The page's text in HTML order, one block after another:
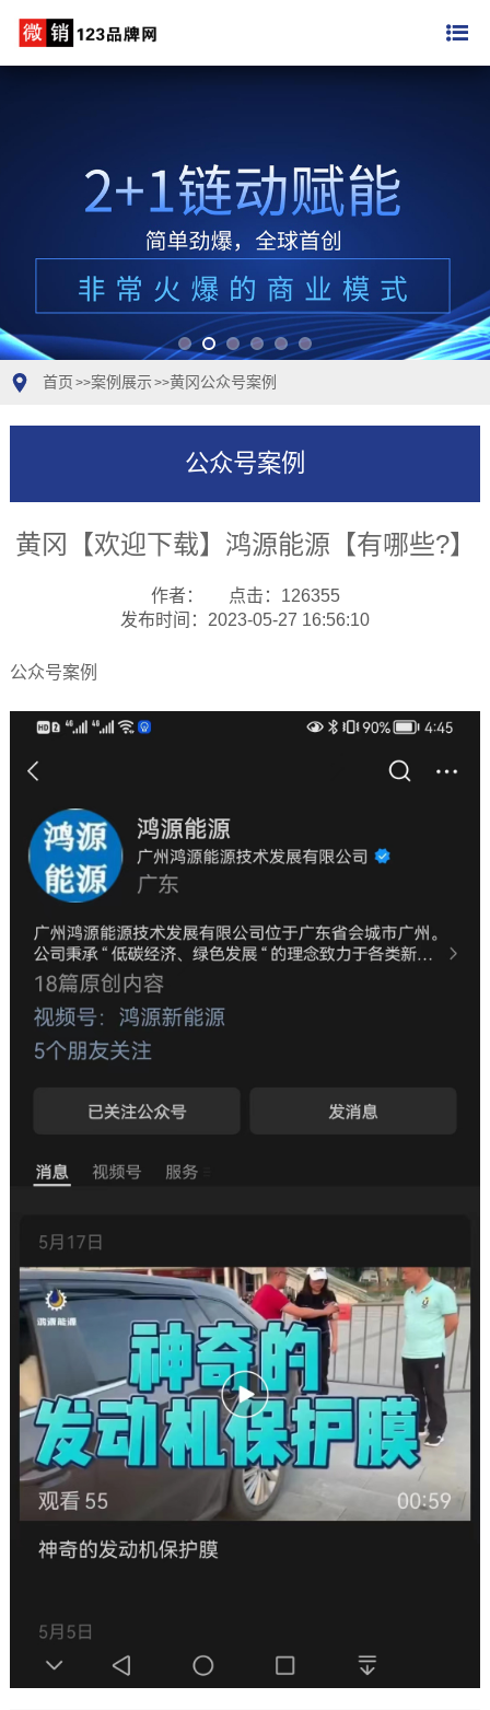
首页 >>案例展示 >>黄冈公众号案例
公众号案例
黄冈【欢迎下载】鸿源能源【有哪些?】
作者：
点击：126355
发布时间：2023-05-27 16:56:10
公众号案例